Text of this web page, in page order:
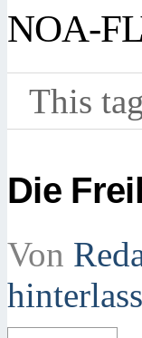
NOA-
This
Die
Von